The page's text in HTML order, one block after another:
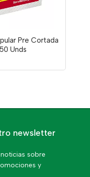
Pre Cortada
Unds
newsletter
sobre
y